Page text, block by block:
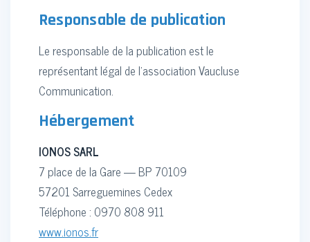
Responsable de publication
Le responsable de la publication est le
représentant légal de l'association Vaucluse
Communication.
Hébergement
IONOS SARL
7 place de la Gare — BP 70109
57201 Sarreguemines Cedex
Téléphone : 0970 808 911
www.ionos.fr